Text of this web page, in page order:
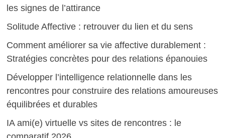
les signes de l’attirance
Solitude Affective : retrouver du lien et du sens
Comment améliorer sa vie affective durablement :
Stratégies concrètes pour des relations épanouies
Développer l’intelligence relationnelle dans les
rencontres pour construire des relations amoureuses
équilibrées et durables
IA ami(e) virtuelle vs sites de rencontres : le